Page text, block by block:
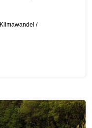
Klimawandel /